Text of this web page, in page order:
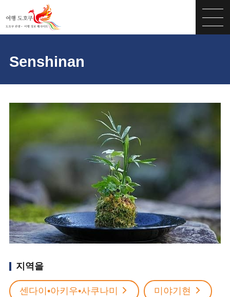
Senshinan
지역을
센다이•아키우•사쿠나미 미야기현